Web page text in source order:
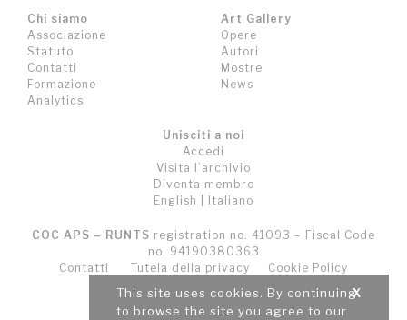
This site uses cookies. By continuing
to browse the site you agree to our
X
Chi siamo
Associazione
Statuto
Contatti
Formazione
Analytics
Art Gallery
Opere
Autori
Mostre
News
Unisciti a noi
Accedi
Visita l’archivio
Diventa membro
English
Italiano
COC APS – RUNTS registration no. 41093 – Fiscal Code
no. 94190380363
Contatti
Tutela della privacy
Cookie Policy